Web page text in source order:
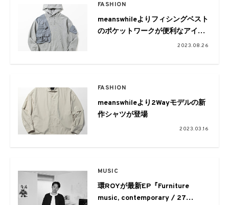
FASHION
meanswhileよりフィシングベスト
のポケットワークが便利なアイテ
2023.08.26
FASHION
meanswhileより2Wayモデルの新
作シャツが登場
2023.03.16
MUSIC
環ROYが最新EP『Furniture
music, contemporary / 27